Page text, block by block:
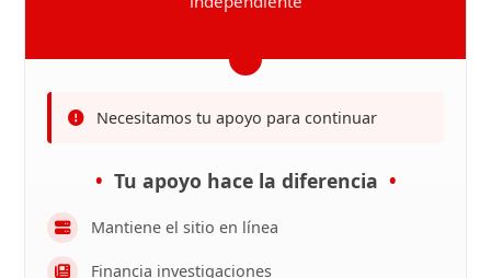
Necesitamos tu apoyo para continuar
Tu apoyo hace la diferencia
Mantiene el sitio en línea
Financia investigaciones